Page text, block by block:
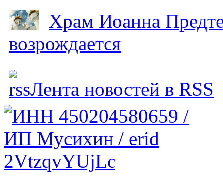
Храм Иоанна
возрождается
Лента новостей в RSS